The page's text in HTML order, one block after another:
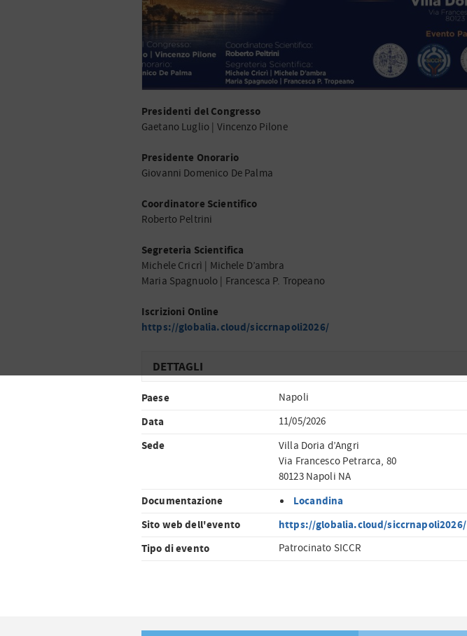
Presidenti del Congresso
Gaetano Luglio | Vincenzo Pilone
Presidente Onorario
Giovanni Domenico De Palma
Coordinatore Scientifico
Roberto Peltrini
Segreteria Scientifica
Michele Cricrì | Michele D’ambra
Maria Spagnuolo | Francesca P. Tropeano
Iscrizioni Online
https://globalia.cloud/siccrnapoli2026/
DETTAGLI
Paese Napoli
Data 11/05/2026
Sede
Villa Doria d’Angri
Via Francesco Petrarca, 80
80123 Napoli NA
Documentazione
Locandina
Sito web dell'evento
https://globalia.cloud/siccrnapoli2026/
Tipo di evento
Patrocinato SICCR